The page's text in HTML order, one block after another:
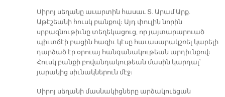
Սիրոյ սեղանը աւարտին հասաւ Տ. Արամ Արք.
Աթէշեանի հուսկ բանքով։ Այդ փուլին նորին
սրբազնութիւնը տեղեկացուց, որ յայտարարուած
պիւտճէի բացին հազիւ կէսը հաւասարակշռել կարելի
դարձած էր օրուայ հանգանակութեան արդիւնքով։
Հուսկ բանքի բովանդակութեան մասին կարդալ՝
յարակից սիւնակներուն մէջ։
Սիրոյ սեղանի մասնակիցները արձակուեցան